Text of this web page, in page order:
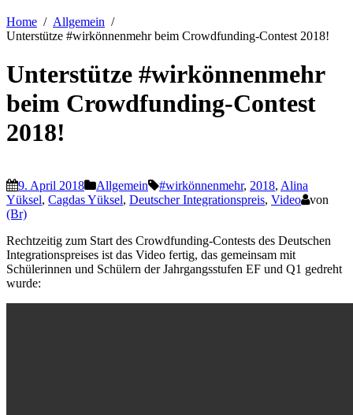
Home
Allgemein
Unterstütze #wirkönnenmehr beim Crowdfunding-Contest 2018!
Unterstütze #wirkönnenmehr
beim Crowdfunding-Contest
2018!
9. April 2018 Allgemein #wirkönnenmehr, 2018, Alina
Yüksel, Cagdas Yüksel, Deutscher Integrationspreis, Video
von
(Br)
Rechtzeitig zum Start des Crowdfunding-Contests des Deutschen
Integrationspreises ist das Video fertig, das gemeinsam mit
Schülerinnen und Schülern der Jahrgangsstufen EF und Q1 gedreht
wurde: